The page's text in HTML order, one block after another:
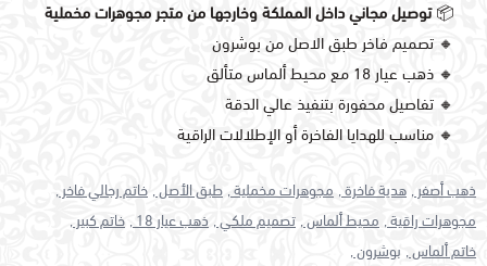
📦توصيل مجاني داخل المملكة وخارجها من متجر مجوهرات مخملية
🔸 تصميم فاخر طبق الاصل من بوشرون
🔸 ذهب عيار 18 مع محيط ألماس متألق
🔸 تفاصيل محفورة بتنفيذ عالي الدقة
🔸 مناسب للهدايا الفاخرة أو الإطلالات الراقية
ذهب أصفر , هدية فاخرة , مجوهرات مخملية , طبق الأصل , خاتم رجالي فاخر ,
مجوهرات راقية , محيط ألماس , تصميم ملكي , ذهب عيار 18 ,
خاتم كبير ,
خاتم ألماس , بوشرون ,